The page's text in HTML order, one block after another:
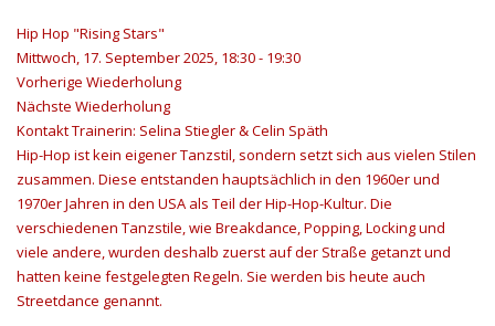
Hip Hop "Rising Stars"
Mittwoch, 17. September 2025, 18:30 - 19:30
Vorherige Wiederholung
Nächste Wiederholung
KontaktTrainerin: Selina Stiegler & Celin Späth
Hip-Hop ist kein eigener Tanzstil, sondern setzt sich aus vielen Stilen
zusammen. Diese entstanden hauptsächlich in den 1960er und
1970er Jahren in den USA als Teil der Hip-Hop-Kultur. Die
verschiedenen Tanzstile, wie Breakdance, Popping, Locking und
viele andere, wurden deshalb zuerst auf der Straße getanzt und
hatten keine festgelegten Regeln. Sie werden bis heute auch
Streetdance genannt.